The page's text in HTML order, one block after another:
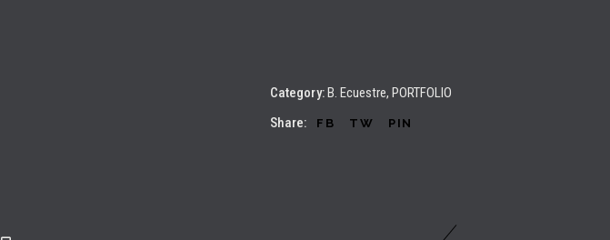
Category:B. Ecuestre PORTFOLIO
Share:
FB TW PIN